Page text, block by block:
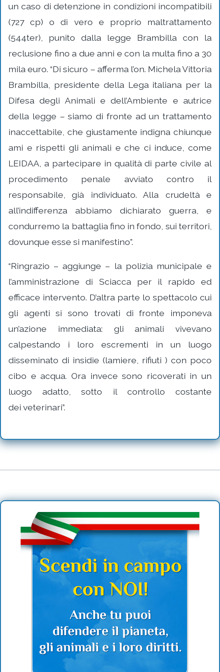
un caso di detenzione in condizioni incompatibili
(727 cp) o di vero e proprio maltrattamento
(544ter), punito dalla legge Brambilla con la
reclusione fino a due anni e con la multa fino a 30
mila euro. “Di sicuro – afferma l’on. Michela Vittoria
Brambilla, presidente della Lega italiana per la
Difesa degli Animali e dell’Ambiente e autrice
della legge – siamo di fronte ad un trattamento
inaccettabile, che giustamente indigna chiunque
ami e rispetti gli animali e che ci induce, come
LEIDAA, a partecipare in qualità di parte civile al
procedimento penale avviato contro il
responsabile, già individuato. Alla crudeltà e
all’indifferenza abbiamo dichiarato guerra, e
condurremo la battaglia fino in fondo, sui territori,
dovunque esse si manifestino”.
“Ringrazio – aggiunge – la polizia municipale e
l’amministrazione di Sciacca per il rapido ed
efficace intervento. D’altra parte lo spettacolo cui
gli agenti si sono trovati di fronte imponeva
un’azione immediata: gli animali vivevano
calpestando i loro escrementi in un luogo
disseminato di insidie (lamiere, rifiuti ) con poco
cibo e acqua. Ora invece sono ricoverati in un
luogo adatto, sotto il controllo costante
dei veterinari”.